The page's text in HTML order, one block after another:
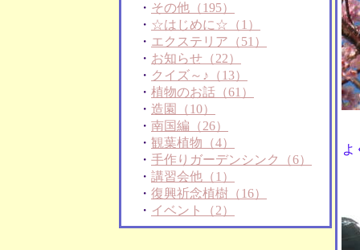
・ その他（195）
・ ☆はじめに☆（1）
・ エクステリア（51）
・ お知らせ（22）
・ クイズ～♪（13）
・ 植物のお話（61）
・ 造園（10）
・ 南国編（26）
・ 観葉植物（4）
・ 手作りガーデンシンク（6）
・ 講習会他（1）
・ 復興祈念植樹（16）
・ イベント（2）
よ